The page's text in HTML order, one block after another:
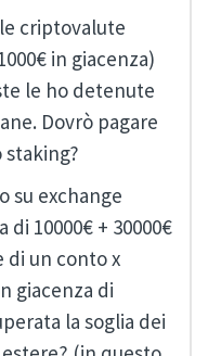
criptovalute
in giacenza)
le ho detenute
Dovrò pagare
su exchange
10000€ + 30000€
di un conto x
giacenza di
la soglia dei